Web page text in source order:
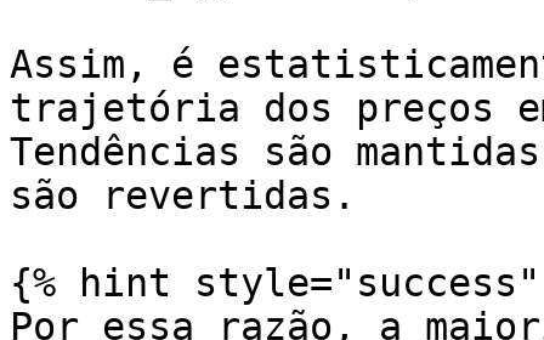
Assim, é
trajetória dos preços
Tendências são
são revertidas.
{% hint style="success"
Por essa razão, a